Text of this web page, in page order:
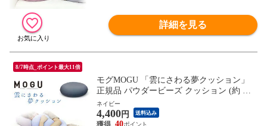
詳細を見る
8/7時点_ポイント最大11倍
モグMOGU 「雲にさわる夢クッション」
正規品 パウダービーズ クッション (約 横4
0×縦40×高15 cm ナイトネイビー)【10I-KU
MOSAWA-NNV】
ネイビー
4,400円 送料込み
40